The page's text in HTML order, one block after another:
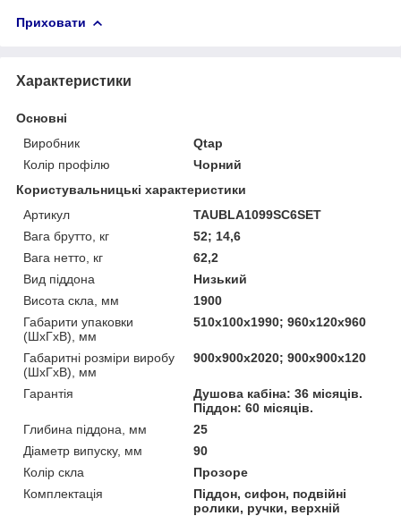
Приховати
Характеристики
Основні
Виробник
Qtap
Колір профілю
Чорний
Користувальницькі характеристики
Артикул
TAUBLA1099SC6SET
Вага брутто, кг
52; 14,6
Вага нетто, кг
62,2
Вид піддона
Низький
Висота скла, мм
1900
Габарити упаковки
(ШхГхВ), мм
510х100х1990; 960х120х960
Габаритні розміри виробу
(ШхГхВ), мм
900х900х2020; 900х900х120
Гарантія
Душова кабіна: 36 місяців.
Піддон: 60 місяців.
Глибина піддона, мм
25
Діаметр випуску, мм
90
Колір скла
Прозоре
Комплектація
Піддон, сифон, подвійні
ролики, ручки, верхній